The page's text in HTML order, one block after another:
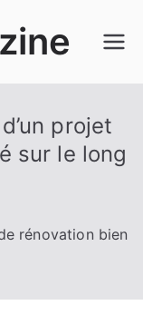
projet
sur le long
rénovation bien